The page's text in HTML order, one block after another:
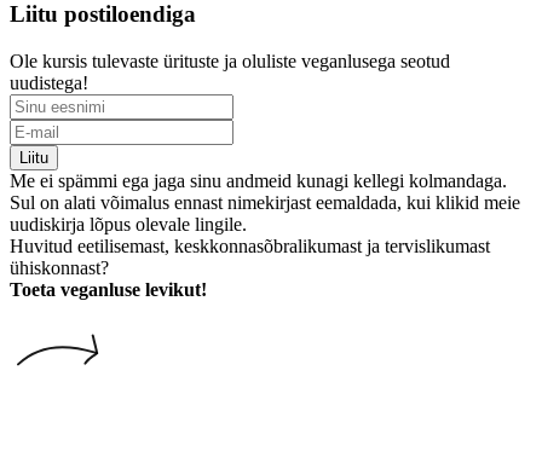
Liitu postiloendiga
Ole kursis tulevaste ürituste ja oluliste veganlusega seotud
uudistega!
Liitu
Me ei spämmi ega jaga sinu andmeid kunagi kellegi kolmandaga.
Sul on alati võimalus ennast nimekirjast eemaldada, kui klikid meie
uudiskirja lõpus olevale lingile.
Huvitud eetilisemast, keskkonnasõbralikumast ja tervislikumast
ühiskonnast?
Toeta veganluse levikut!